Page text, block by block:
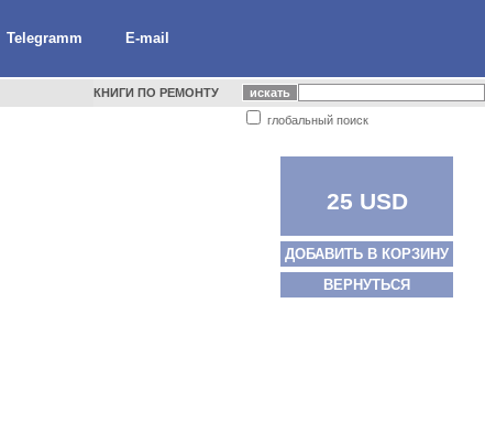
Telegramm E-mail
КНИГИ ПО РЕМОНТУ
глобальный поиск
25 USD
ДОБАВИТЬ В КОРЗИНУ
ВЕРНУТЬСЯ